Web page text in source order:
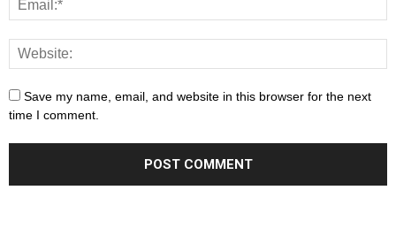
Save my name, email, and website in this browser for the next
time I comment.